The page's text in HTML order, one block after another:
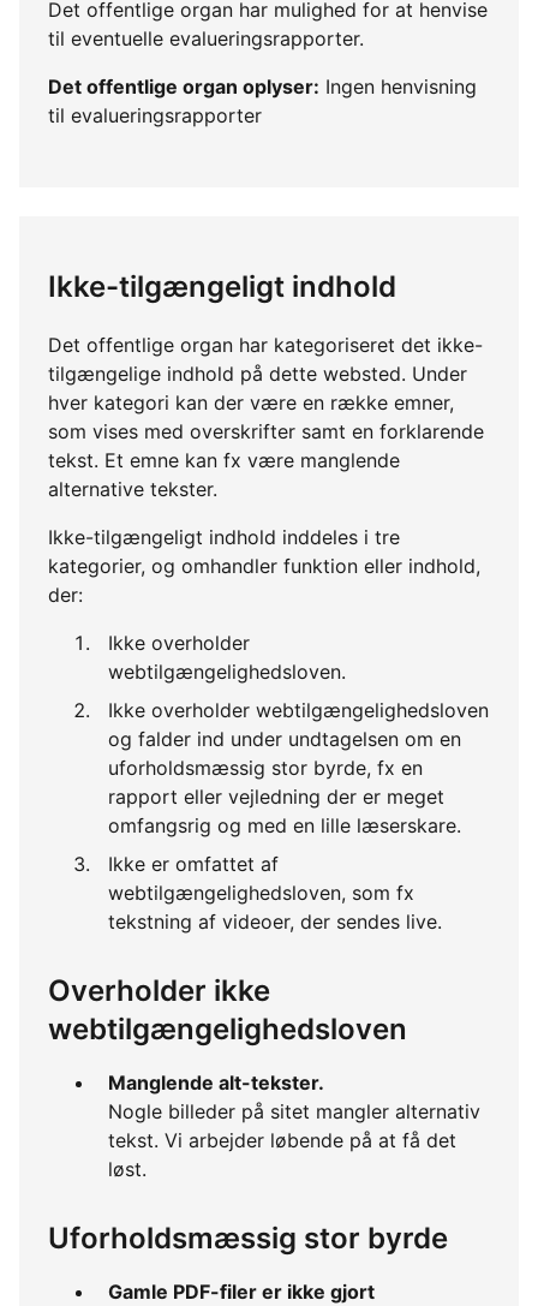
Det offentlige organ har mulighed for at henvise
til eventuelle evalueringsrapporter.
Det offentlige organ oplyser: Ingen henvisning
til evalueringsrapporter
Ikke-tilgængeligt indhold
Det offentlige organ har kategoriseret det ikke-
tilgængelige indhold på dette websted. Under
hver kategori kan der være en række emner,
som vises med overskrifter samt en forklarende
tekst. Et emne kan fx være manglende
alternative tekster.
Ikke-tilgængeligt indhold inddeles i tre
kategorier, og omhandler funktion eller indhold,
der:
Ikke overholder
webtilgængelighedsloven.
Ikke overholder webtilgængelighedsloven
og falder ind under undtagelsen om en
uforholdsmæssig stor byrde, fx en
rapport eller vejledning der er meget
omfangsrig og med en lille læserskare.
Ikke er omfattet af
webtilgængelighedsloven, som fx
tekstning af videoer, der sendes live.
Overholder ikke
webtilgængelighedsloven
Manglende alt-tekster.
Nogle billeder på sitet mangler alternativ
tekst. Vi arbejder løbende på at få det
løst.
Uforholdsmæssig stor byrde
Gamle PDF-filer er ikke gjort